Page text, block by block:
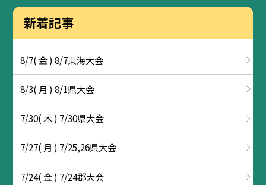
新着記事
8/7( 金 ) 8/7東海大会
8/3( 月 ) 8/1県大会
7/30( 木 ) 7/30県大会
7/27( 月 ) 7/25,26県大会
7/24( 金 ) 7/24郡大会